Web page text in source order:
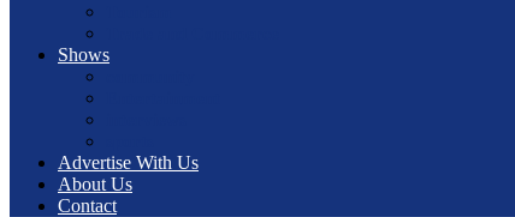
Shows
Advertise With Us
About Us
Contact